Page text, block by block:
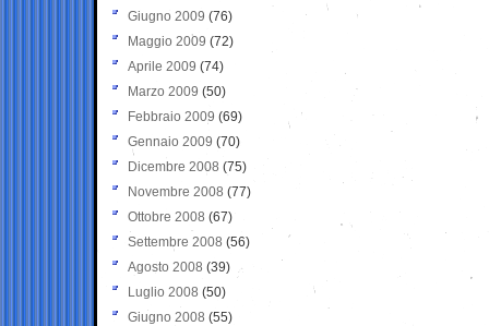
Giugno 2009 (76)
Maggio 2009 (72)
Aprile 2009 (74)
Marzo 2009 (50)
Febbraio 2009 (69)
Gennaio 2009 (70)
Dicembre 2008 (75)
Novembre 2008 (77)
Ottobre 2008 (67)
Settembre 2008 (56)
Agosto 2008 (39)
Luglio 2008 (50)
Giugno 2008 (55)